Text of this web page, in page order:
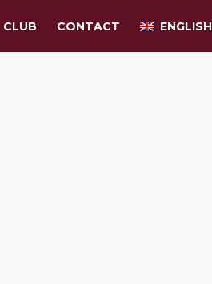
CLUB CONTACT ENGLISH